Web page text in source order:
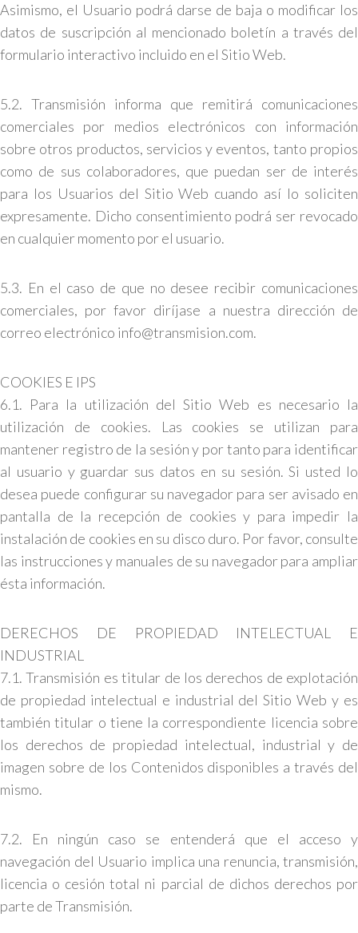
Asimismo, el Usuario podrá darse de baja o modificar los
datos de suscripción al mencionado boletín a través del
formulario interactivo incluido en el Sitio Web.
5.2. Transmisión informa que remitirá comunicaciones
comerciales por medios electrónicos con información
sobre otros productos, servicios y eventos, tanto propios
como de sus colaboradores, que puedan ser de interés
para los Usuarios del Sitio Web cuando así lo soliciten
expresamente. Dicho consentimiento podrá ser revocado
en cualquier momento por el usuario.
5.3. En el caso de que no desee recibir comunicaciones
comerciales, por favor diríjase a nuestra dirección de
correo electrónico info@transmision.com.
COOKIES E IPS
6.1. Para la utilización del Sitio Web es necesario la
utilización de cookies. Las cookies se utilizan para
mantener registro de la sesión y por tanto para identificar
al usuario y guardar sus datos en su sesión. Si usted lo
desea puede configurar su navegador para ser avisado en
pantalla de la recepción de cookies y para impedir la
instalación de cookies en su disco duro. Por favor, consulte
las instrucciones y manuales de su navegador para ampliar
ésta información.
DERECHOS DE PROPIEDAD INTELECTUAL E
INDUSTRIAL
7.1. Transmisión es titular de los derechos de explotación
de propiedad intelectual e industrial del Sitio Web y es
también titular o tiene la correspondiente licencia sobre
los derechos de propiedad intelectual, industrial y de
imagen sobre de los Contenidos disponibles a través del
mismo.
7.2. En ningún caso se entenderá que el acceso y
navegación del Usuario implica una renuncia, transmisión,
licencia o cesión total ni parcial de dichos derechos por
parte de Transmisión.